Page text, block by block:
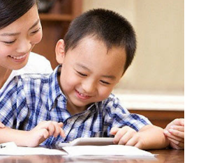
khó khăn trong môn Toán và tiếng
để con có TƯ DUY toán học, NHANH
toán? + Làm thế nào để con đọc TRÔI
tiếng Việt? + Làm sao để con VIẾT
thế nào để bé học TẬP LÀM CÂU tốt
Tiểu Học - Gia sư lớp 2 sẽ giúp con